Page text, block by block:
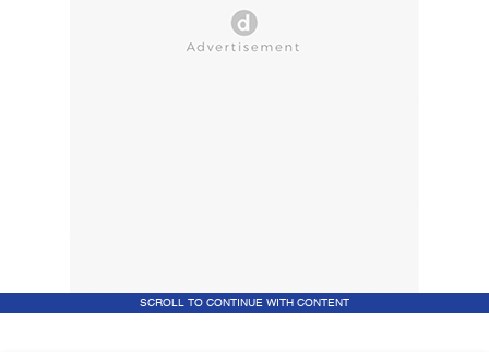
SCROLL TO CONTINUE WITH CONTENT